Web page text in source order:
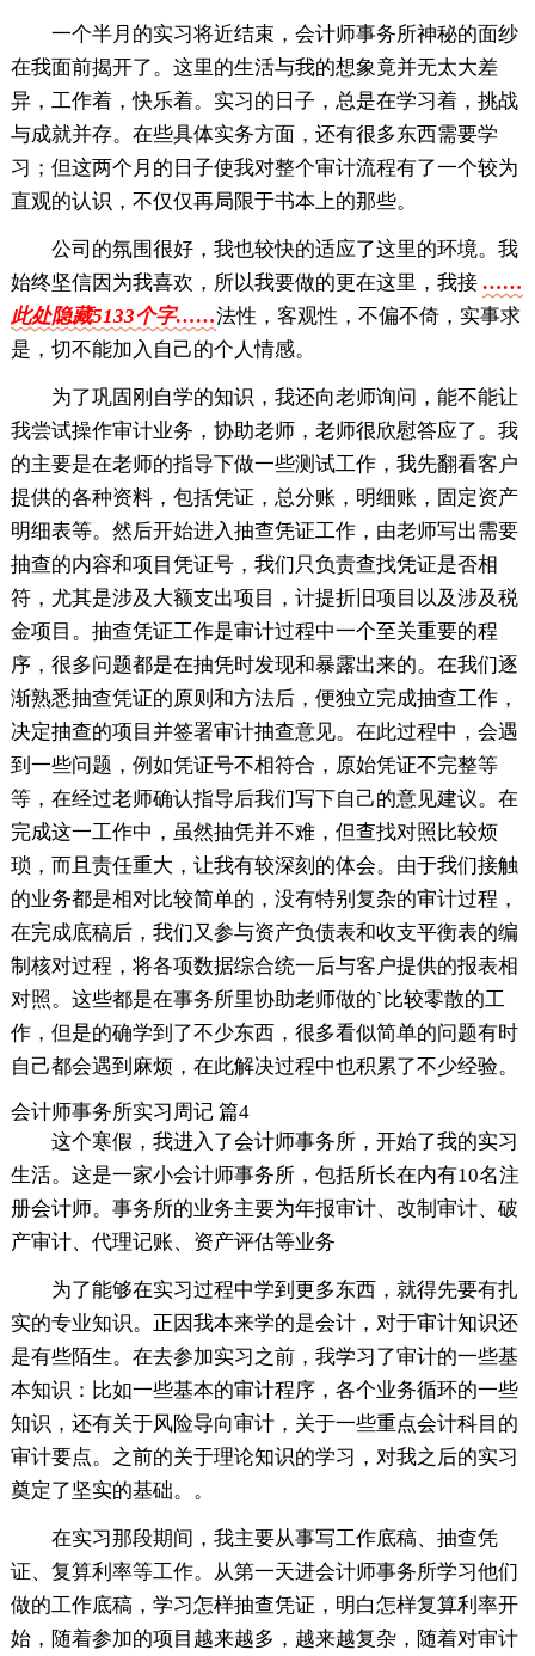
一个半月的实习将近结束，会计师事务所神秘的面纱
在我面前揭开了。这里的生活与我的想象竟并无太大差
异，工作着，快乐着。实习的日子，总是在学习着，挑战
与成就并存。在些具体实务方面，还有很多东西需要学
习；但这两个月的日子使我对整个审计流程有了一个较为
直观的认识，不仅仅再局限于书本上的那些。
公司的氛围很好，我也较快的适应了这里的环境。我
始终坚信因为我喜欢，所以我要做的更在这里，我接 ……
此处隐藏5133个字……法性，客观性，不偏不倚，实事求
是，切不能加入自己的个人情感。
为了巩固刚自学的知识，我还向老师询问，能不能让
我尝试操作审计业务，协助老师，老师很欣慰答应了。我
的主要是在老师的指导下做一些测试工作，我先翻看客户
提供的各种资料，包括凭证，总分账，明细账，固定资产
明细表等。然后开始进入抽查凭证工作，由老师写出需要
抽查的内容和项目凭证号，我们只负责查找凭证是否相
符，尤其是涉及大额支出项目，计提折旧项目以及涉及税
金项目。抽查凭证工作是审计过程中一个至关重要的程
序，很多问题都是在抽凭时发现和暴露出来的。在我们逐
渐熟悉抽查凭证的原则和方法后，便独立完成抽查工作，
决定抽查的项目并签署审计抽查意见。在此过程中，会遇
到一些问题，例如凭证号不相符合，原始凭证不完整等
等，在经过老师确认指导后我们写下自己的意见建议。在
完成这一工作中，虽然抽凭并不难，但查找对照比较烦
琐，而且责任重大，让我有较深刻的体会。由于我们接触
的业务都是相对比较简单的，没有特别复杂的审计过程，
在完成底稿后，我们又参与资产负债表和收支平衡表的编
制核对过程，将各项数据综合统一后与客户提供的报表相
对照。这些都是在事务所里协助老师做的`比较零散的工
作，但是的确学到了不少东西，很多看似简单的问题有时
自己都会遇到麻烦，在此解决过程中也积累了不少经验。
会计师事务所实习周记 篇4
这个寒假，我进入了会计师事务所，开始了我的实习
生活。这是一家小会计师事务所，包括所长在内有10名注
册会计师。事务所的业务主要为年报审计、改制审计、破
产审计、代理记账、资产评估等业务
为了能够在实习过程中学到更多东西，就得先要有扎
实的专业知识。正因我本来学的是会计，对于审计知识还
是有些陌生。在去参加实习之前，我学习了审计的一些基
本知识：比如一些基本的审计程序，各个业务循环的一些
知识，还有关于风险导向审计，关于一些重点会计科目的
审计要点。之前的关于理论知识的学习，对我之后的实习
奠定了坚实的基础。。
在实习那段期间，我主要从事写工作底稿、抽查凭
证、复算利率等工作。从第一天进会计师事务所学习他们
做的工作底稿，学习怎样抽查凭证，明白怎样复算利率开
始，随着参加的项目越来越多，越来越复杂，随着对审计